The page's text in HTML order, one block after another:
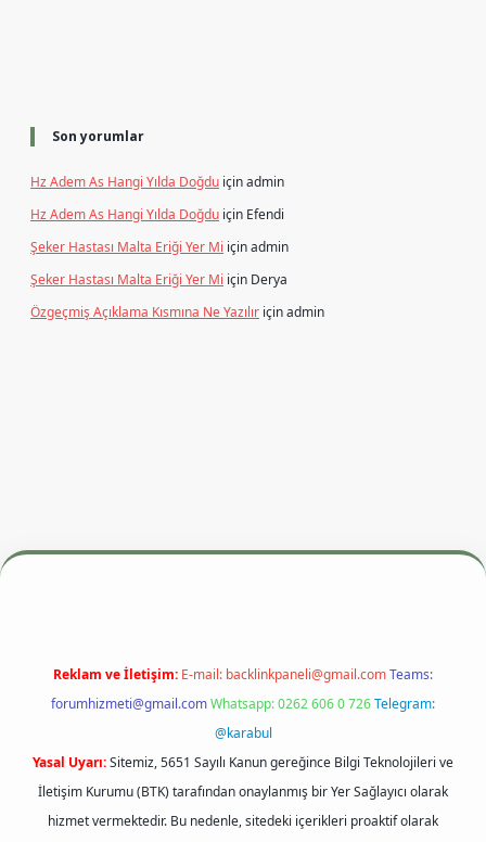
Son yorumlar
Hz Adem As Hangi Yılda Doğdu içinadmin
Hz Adem As Hangi Yılda Doğdu için Efendi
Şeker Hastası Malta Eriği Yer Mi içinadmin
Şeker Hastası Malta Eriği Yer Mi için Derya
Özgeçmiş Açıklama Kısmına Ne Yazılır içinadmin
betexper.xyzm elexbet
Reklam ve İletişim: E-mail: backlinkpaneli@gmail.comTeams:
forumhizmeti@gmail.comWhatsapp: 0262 606 0 726Telegram:
@karabul
Yasal Uyarı:Sitemiz, 5651 Sayılı Kanun gereğince Bilgi Teknolojileri ve
İletişim Kurumu (BTK) tarafından onaylanmış bir Yer Sağlayıcı olarak
hizmet vermektedir. Bu nedenle, sitedeki içerikleri proaktif olarak